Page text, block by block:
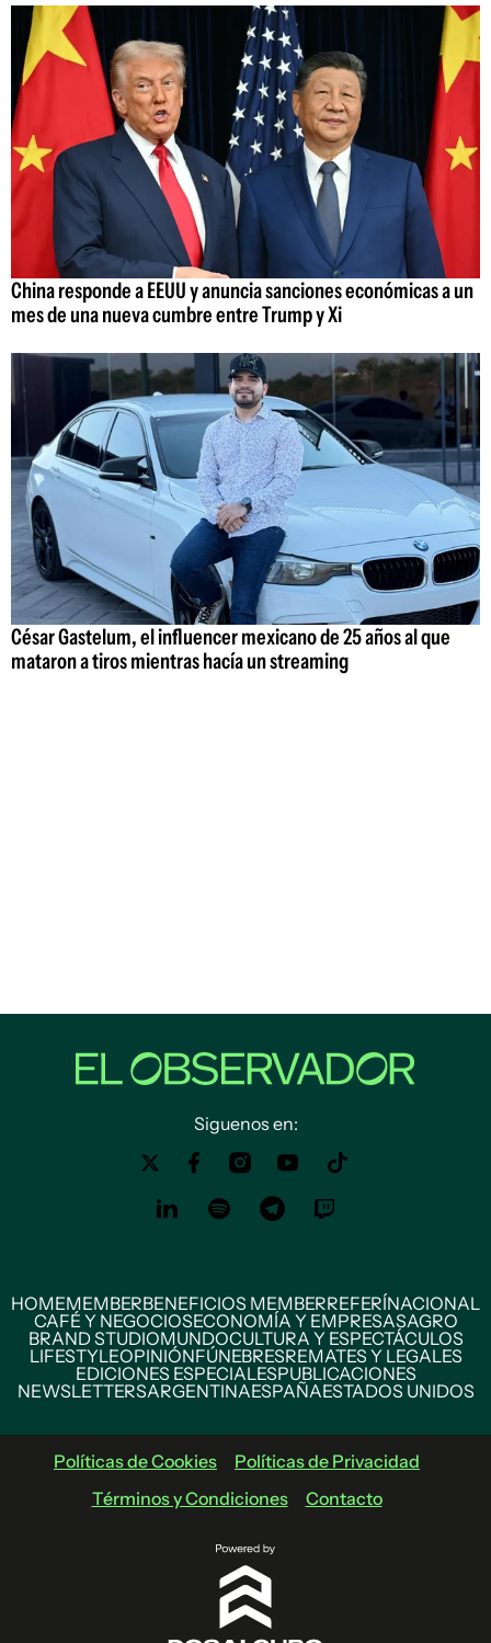
China responde a EEUU y anuncia sanciones económicas a un
mes de una nueva cumbre entre Trump y Xi
César Gastelum, el influencer mexicano de 25 años al que
mataron a tiros mientras hacía un streaming
Siguenos en:
HOMEMEMBERBENEFICIOS MEMBERREFERÍNACIONAL
CAFÉ Y NEGOCIOSECONOMÍA Y EMPRESASAGRO
BRAND STUDIOMUNDOCULTURA Y ESPECTÁCULOS
LIFESTYLEOPINIÓNFÚNEBRESREMATES Y LEGALES
EDICIONES ESPECIALESPUBLICACIONES
NEWSLETTERSARGENTINAESPAÑAESTADOS UNIDOS
Políticas de Cookies
Políticas de Privacidad
Términos y Condiciones
Contacto